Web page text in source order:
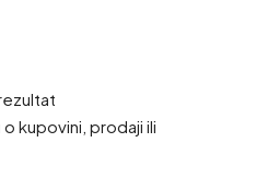
kupovini, prodaji ili